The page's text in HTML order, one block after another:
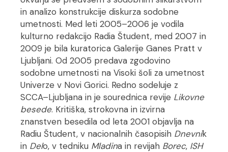
in analizo konstrukcije diskurza sodobne
umetnosti. Med leti 2005–2006 je vodila
kulturno redakcijo Radia Študent, med 2007 in
2009 je bila kuratorica Galerije Ganes Pratt v
Ljubljani. Od 2005 predava zgodovino
sodobne umetnosti na Visoki šoli za umetnost
Univerze v Novi Gorici. Redno sodeluje z
SCCA–Ljubljana in je sourednica revije Likovne
besede. Kritiška, strokovna in izvirna
znanstven besedila od leta 2001 objavlja na
Radiu Študent, v nacionalnih časopisih Dnevnik
in Delo, v tedniku Mladina in revijah Borec, ISH